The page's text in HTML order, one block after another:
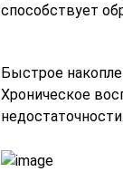
способствует
Быстрое
Хроническое
недостаточности.